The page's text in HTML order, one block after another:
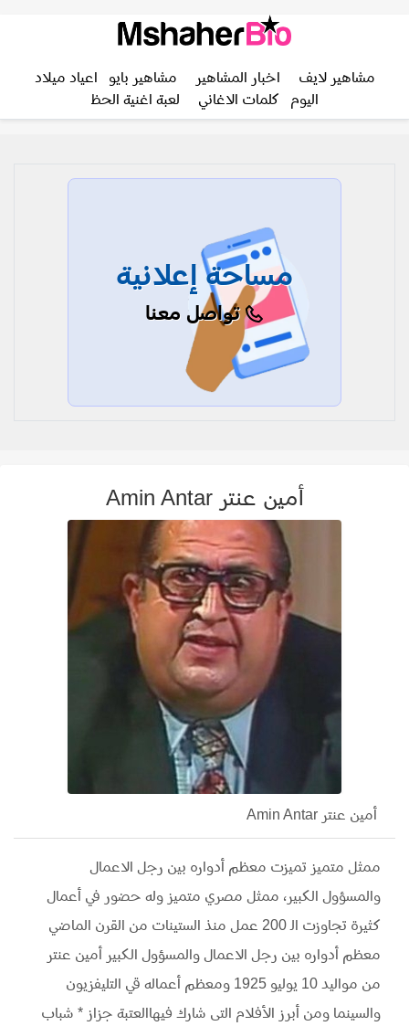
مشاهير لايف اخبار المشاهير مشاهير بايو
اعياد ميلاد
اليوم
كلمات الاغاني لعبة اغنية الحظ
مساحة إعلانية
تواصل معنا
أمين عنتر Amin Antar
أمين عنتر Amin Antar
ممثل متميز تميزت معظم أدواره بين رجل الاعمال
والمسؤول الكبير، ممثل مصري متميز وله حضور في أعمال
كثيرة تجاوزت الـ 200 عمل منذ الستينات من القرن الماضي
معظم أدواره بين رجل الاعمال والمسؤول الكبير أمين عنتر
من مواليد 10 يوليو 1925 ومعظم أعماله قي التليفزيون
والسينما ومن أبرز الأفلام التى شارك فيهاالعتبة جزاز * شباب